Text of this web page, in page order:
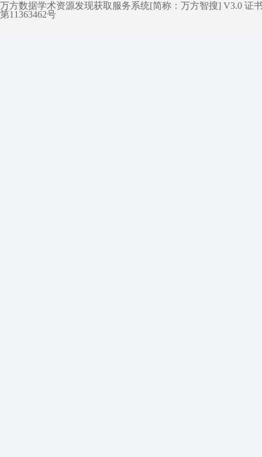
万方数据学术资源发现获取服务系统[简称：万方智搜] V3.0 证
第11363462号